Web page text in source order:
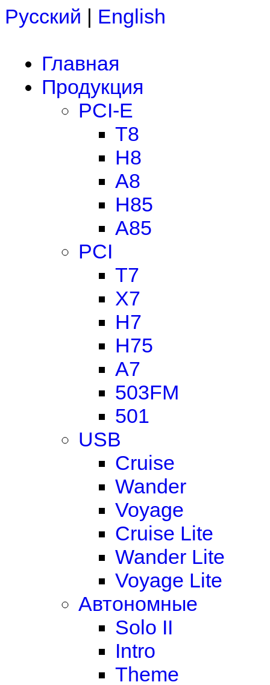
Русский | English
Главная
Продукция
PCI-E
T8
H8
A8
H85
A85
PCI
T7
X7
H7
H75
A7
503FM
501
USB
Cruise
Wander
Voyage
Cruise Lite
Wander Lite
Voyage Lite
Автономные
Solo II
Intro
Theme